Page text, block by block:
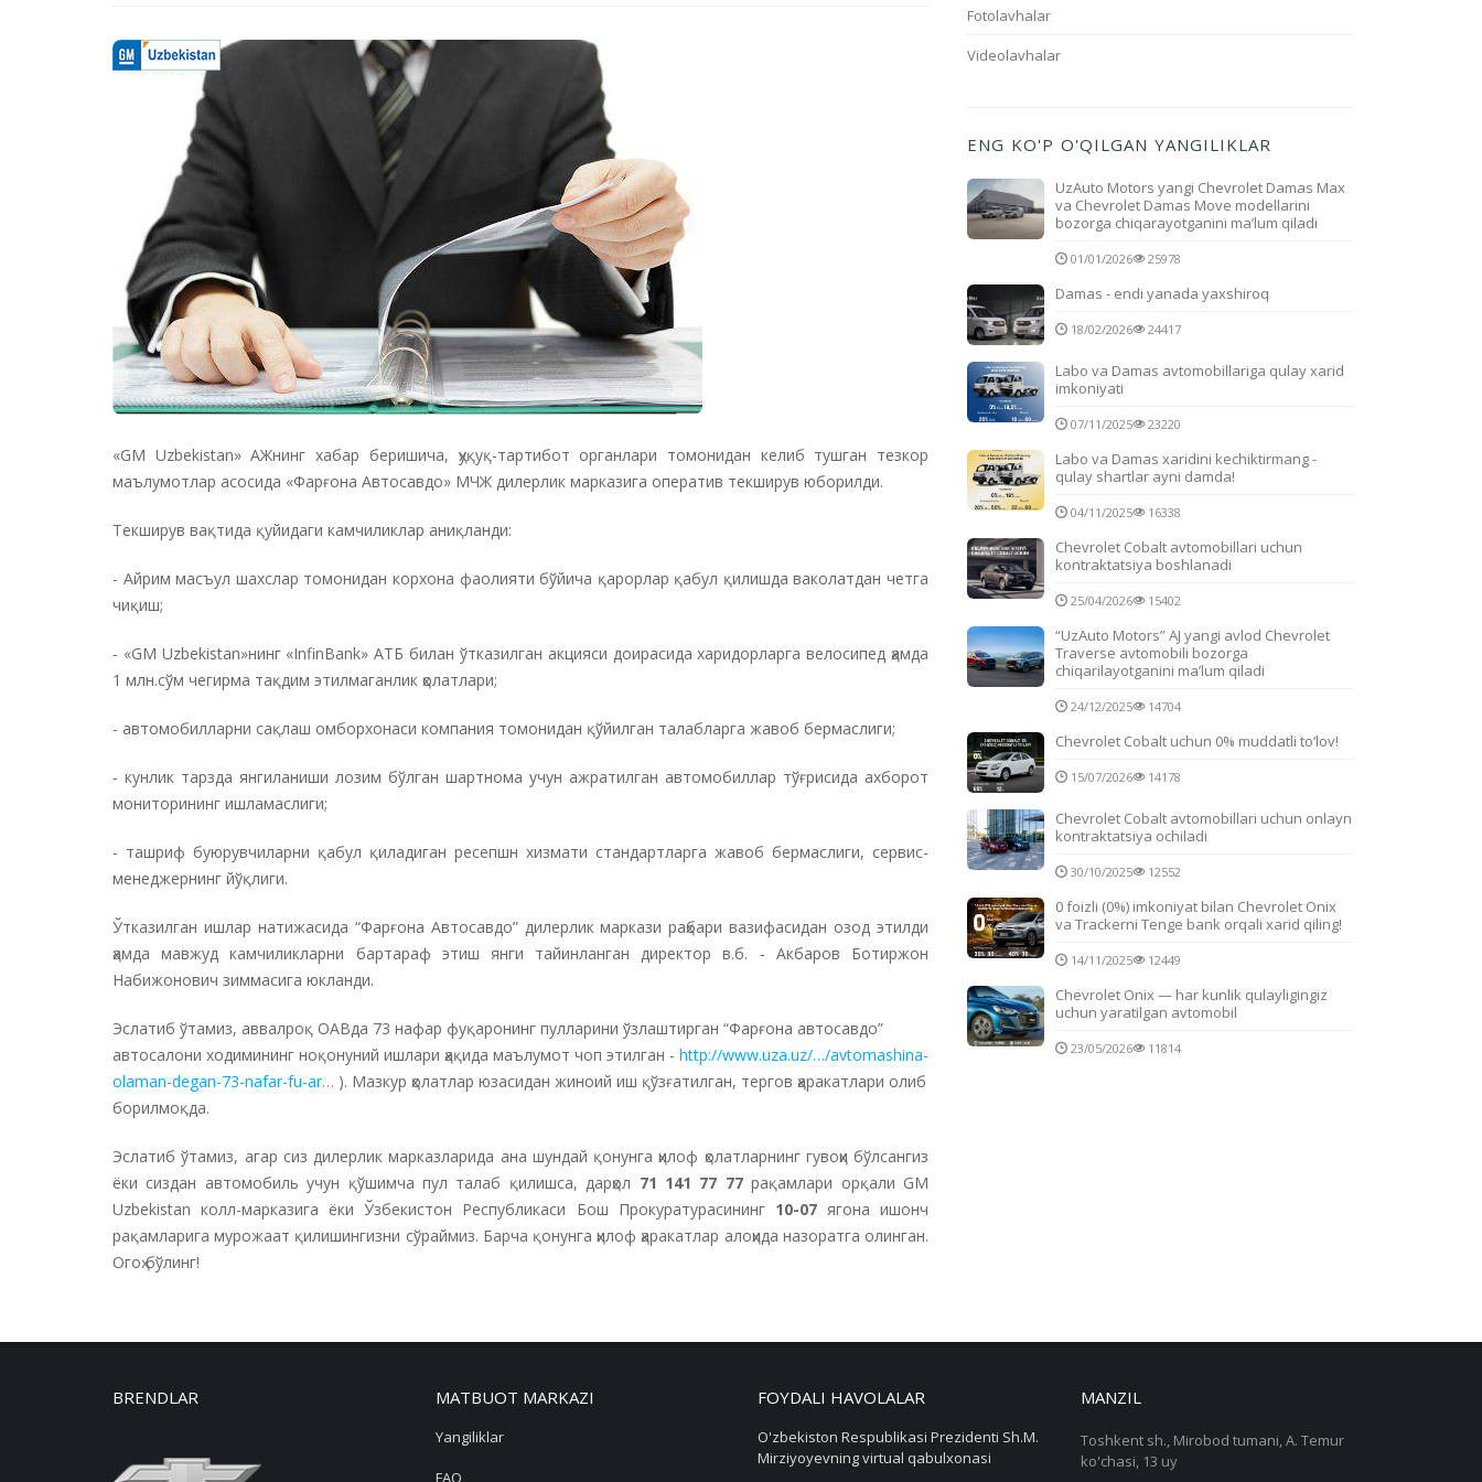
«GM Uzbekistan» АЖнинг хабар беришича, ҳуқуқ-тартибот органлари томонидан келиб тушган тезкор
маълумотлар асосида «Фарғона Автосавдо» МЧЖ дилерлик марказига оператив текширув юборилди.
Текширув вақтида қуйидаги камчиликлар аниқланди:
- Айрим масъул шахслар томонидан корхона фаолияти бўйича қарорлар қабул қилишда ваколатдан четга
чиқиш;
- «GM Uzbekistan»нинг «InfinBank» АТБ билан ўтказилган акцияси доирасида харидорларга велосипед ҳамда
1 млн.сўм чегирма тақдим этилмаганлик ҳолатлари;
- автомобилларни сақлаш омборхонаси компания томонидан қўйилган талабларга жавоб бермаслиги;
- кунлик тарзда янгиланиши лозим бўлган шартнома учун ажратилган автомобиллар тўғрисида ахборот
мониторининг ишламаслиги;
- ташриф буюрувчиларни қабул қиладиган ресепшн хизмати стандартларга жавоб бермаслиги, сервис-
менеджернинг йўқлиги.
Ўтказилган ишлар натижасида “Фарғона Автосавдо” дилерлик маркази раҳбари вазифасидан озод этилди
ҳамда мавжуд камчиликларни бартараф этиш янги тайинланган директор в.б. - Акбаров Ботиржон
Набижонович зиммасига юкланди.
Эслатиб ўтамиз, аввалроқ ОАВда 73 нафар фуқаронинг пулларини ўзлаштирган “Фарғона автосавдо”
автосалони ходимининг ноқонуний ишлари ҳақида маълумот чоп этилган - http://www.uza.uz/…/avtomashina-
olaman-degan-73-nafar-fu-ar… ). Мазкур ҳолатлар юзасидан жиноий иш қўзғатилган, тергов ҳаракатлари олиб
борилмоқда.
Эслатиб ўтамиз, агар сиз дилерлик марказларида ана шундай қонунга ҳилоф ҳолатларнинг гувоҳи бўлсангиз
ёки сиздан автомобиль учун қўшимча пул талаб қилишса, дарҳол 71 141 77 77рақамлари орқали GM
Uzbekistan колл-марказига ёки Ўзбекистон Республикаси Бош Прокуратурасининг 10-07ягона ишонч
рақамларига мурожаат қилишингизни сўраймиз. Барча қонунга ҳилоф ҳаракатлар алоҳида назоратга олинган.
Огоҳ бўлинг!
Fotolavhalar
Videolavhalar
ENG KO'P O'QILGAN YANGILIKLAR
UzAuto Motors yangi Chevrolet Damas Max
va Chevrolet Damas Move modellarini
bozorga chiqarayotganini ma’lum qiladi
01/01/2026 25978
Damas - endi yanada yaxshiroq
18/02/2026 24417
Labo va Damas avtomobillariga qulay xarid
imkoniyati
07/11/2025 23220
Labo va Damas xaridini kechiktirmang -
qulay shartlar ayni damda!
04/11/2025 16338
Chevrolet Cobalt avtomobillari uchun
kontraktatsiya boshlanadi
25/04/2026 15402
“UzAuto Motors” AJ yangi avlod Chevrolet
Traverse avtomobili bozorga
chiqarilayotganini ma’lum qiladi
24/12/2025 14704
Chevrolet Cobalt uchun 0% muddatli to‘lov!
15/07/2026 14178
Chevrolet Cobalt avtomobillari uchun onlayn
kontraktatsiya ochiladi
30/10/2025 12552
0 foizli (0%) imkoniyat bilan Chevrolet Onix
va Trackerni Tenge bank orqali xarid qiling!
14/11/2025 12449
Chevrolet Onix — har kunlik qulayligingiz
uchun yaratilgan avtomobil
23/05/2026 11814
BRENDLAR MATBUOT MARKAZI
Yangiliklar
FAQ
FOYDALI HAVOLALAR
O'zbekiston Respublikasi Prezidenti Sh.M.
Mirziyoyevning virtual qabulxonasi
MANZIL
Toshkent sh., Mirobod tumani, A. Temur
ko'chasi, 13 uy